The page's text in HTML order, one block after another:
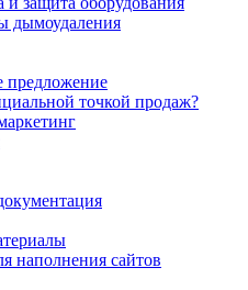
дымоудаления
предложение
точкой продаж?
наполнения сайтов